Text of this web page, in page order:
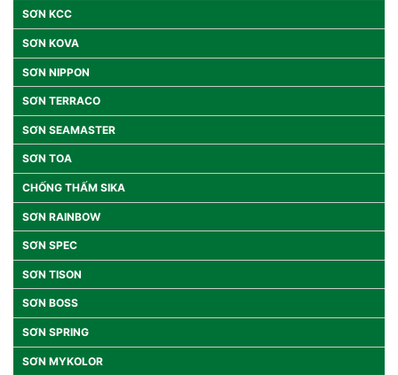
SƠN KCC
SƠN KOVA
SƠN NIPPON
SƠN TERRACO
SƠN SEAMASTER
SƠN TOA
CHỐNG THẤM SIKA
SƠN RAINBOW
SƠN SPEC
SƠN TISON
SƠN BOSS
SƠN SPRING
SƠN MYKOLOR